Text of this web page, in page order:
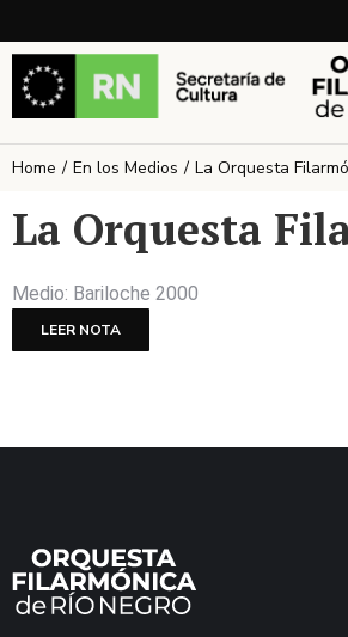
You are here:
Home En los Medios La Orquesta
La Orquesta
Medio: Bariloche 2000
LEER NOTA